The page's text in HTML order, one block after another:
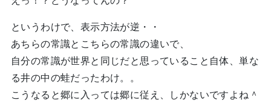
というわけで、表示方法が逆・・
あちらの常識とこちらの常識の違いで、
自分の常識が世界と同じだと思っていること自体、単な
る井の中の蛙だったわけ。。
こうなると郷に入っては郷に従え、しかないですよね＾